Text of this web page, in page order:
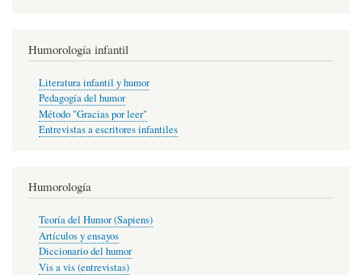
Humorología infantil
Literatura infantil y humor
Pedagogía del humor
Método "Gracias por leer"
Entrevistas a escritores infantiles
Humorología
Teoría del Humor (Sapiens)
Artículos y ensayos
Diccionario del humor
Vis a vis (entrevistas)